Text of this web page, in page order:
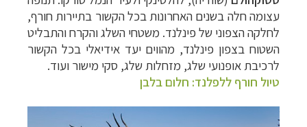
עצומה חלה בשנים האחרונות בכל הקשור בתיירות חורף,
לחלקה הצפוני של פינלנד. משטחי השלג והקרח והתבליט
השטוח בצפון פינלנד, מהווים יעד אידיאלי בכל הקשור
לרכיבת אופנועי שלג, מזחלות שלג, סקי מישור ועוד.
טיול חורף ללפלנד: חלום בלבן